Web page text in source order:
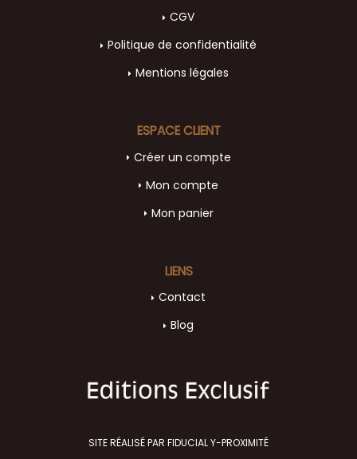
CGV
Politique de confidentialité
Mentions légales
LIENS
Contact
Blog
ESPACE CLIENT
Créer un compte
Mon compte
Mon panier
SITE RÉALISÉ PAR FIDUCIAL Y-PROXIMITÉ